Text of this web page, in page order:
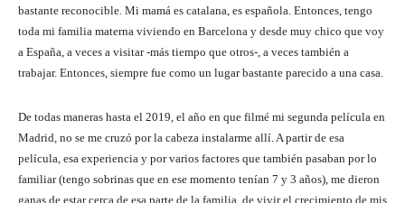
bastante reconocible. Mi mamá es catalana, es española. Entonces, tengo
toda mi familia materna viviendo en Barcelona y desde muy chico que voy
a España, a veces a visitar -más tiempo que otros-, a veces también a
trabajar. Entonces, siempre fue como un lugar bastante parecido a una casa.
De todas maneras hasta el 2019, el año en que filmé mi segunda película en
Madrid, no se me cruzó por la cabeza instalarme allí. A partir de esa
película, esa experiencia y por varios factores que también pasaban por lo
familiar (tengo sobrinas que en ese momento tenían 7 y 3 años), me dieron
ganas de estar cerca de esa parte de la familia, de vivir el crecimiento de mis